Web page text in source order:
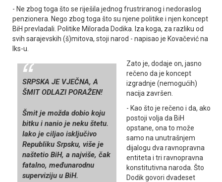
- Ne zbog toga što se riješila jednog frustriranog i nedoraslog
penzionera. Nego zbog toga što su njene politike i njen koncept
BiH prevladali. Politike Milorada Dodika. Iza koga, za razliku od
svih sarajevskih (š)mitova, stoji narod - napisao je Kovačević na
Iks-u.
SRPSKA ЈE VЈEČNA, A
ŠMIT ODLAZI PORAŽEN!
Šmit je možda dobio koju
bitku i nanio je neku štetu.
Iako je ciljao isključivo
Republiku Srpsku, više je
naštetio BiH, a najviše, čak
fatalno, međunarodnu
superviziju u BiH.
Zato je, dodaje on, jasno
rečeno da je koncept
izgradnje (nemogućih)
nacija završen.
- Kao što je rečeno i da, ako
postoji volja da BiH
opstane, ona to može
samo na unutrašnjem
dijalogu dva ravnopravna
entiteta i tri ravnopravna
konstitutivna naroda. Što
Dodik govori dvadeset